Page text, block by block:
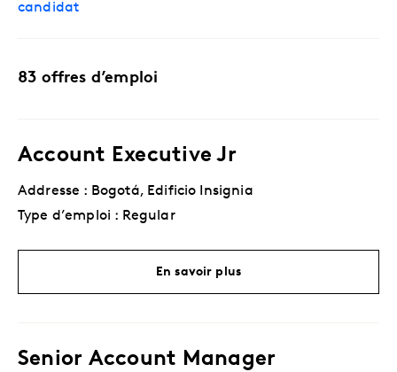
candidat
83 offres d’emploi
Account Executive Jr
Addresse : Bogotá, Edificio Insignia
Type d’emploi : Regular
En savoir plus
Senior Account Manager